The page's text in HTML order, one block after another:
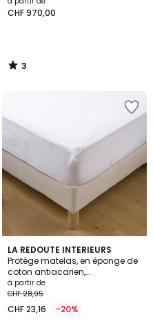
CHF 970,00
3
/
LA REDOUTE INTERIEURS
Protège matelas, en éponge de
coton antiacarien,
imperméable, hauteur maxi 25
cm
à partir de
CHF 28,95
CHF 23,16 -20%
4,1
/ 5